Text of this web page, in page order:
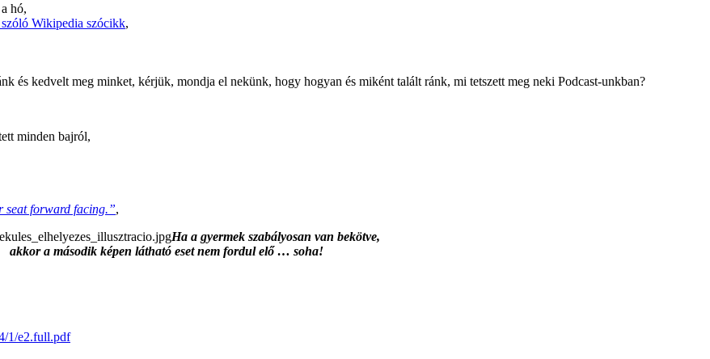
hó,
Wikipedia szócikk,
és kedvelt meg minket, kérjük, mondja el nekünk, hogy hogyan és miként talált ránk, mi tetszett meg neki Podcast-unkban?
minden bajról,
seat forward facing.”,
Ha a gyermek szabályosan van bekötve,
akkor a második képen látható eset nem fordul elő … soha!
1/e2.full.pdf